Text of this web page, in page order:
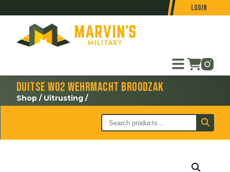
Login
Duitse WO2 Wehrmacht broodzak
Shop / Uitrusting /